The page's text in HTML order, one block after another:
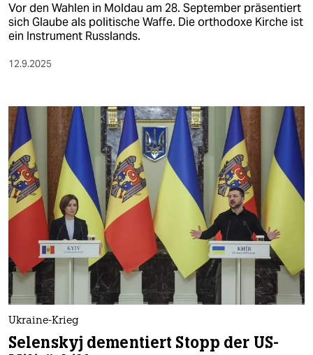
Vor den Wahlen in Moldau am 28. September präsentiert
sich Glaube als politische Waffe. Die orthodoxe Kirche ist
ein Instrument Russlands.
12.9.2025
Ukraine-Krieg
Selenskyj dementiert Stopp der US-